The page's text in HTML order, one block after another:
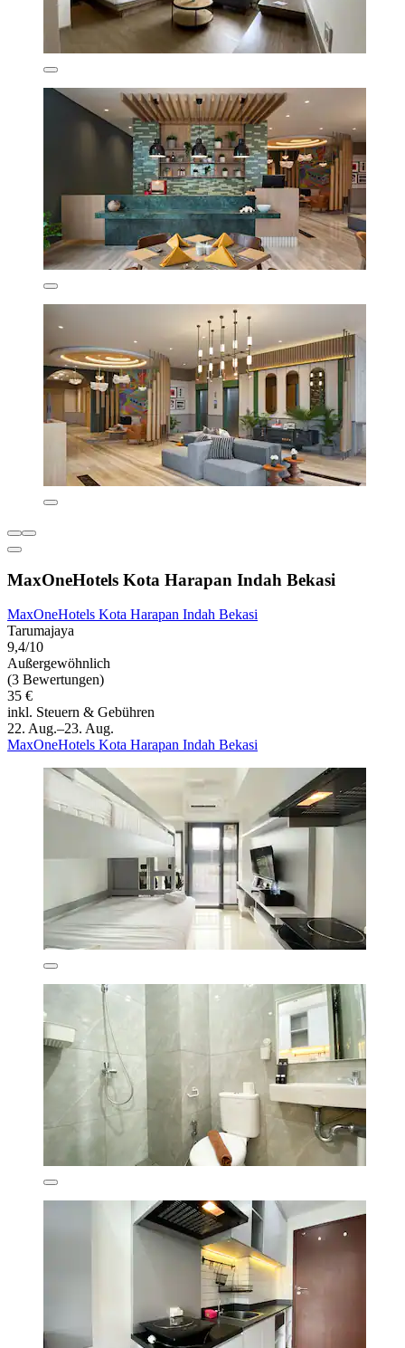
MaxOneHotels Kota Harapan Indah Bekasi
MaxOneHotels Kota Harapan Indah Bekasi
Tarumajaya
9,4/10
Außergewöhnlich
(3 Bewertungen)
35 €
inkl. Steuern & Gebühren
22. Aug.–23. Aug.
MaxOneHotels Kota Harapan Indah Bekasi